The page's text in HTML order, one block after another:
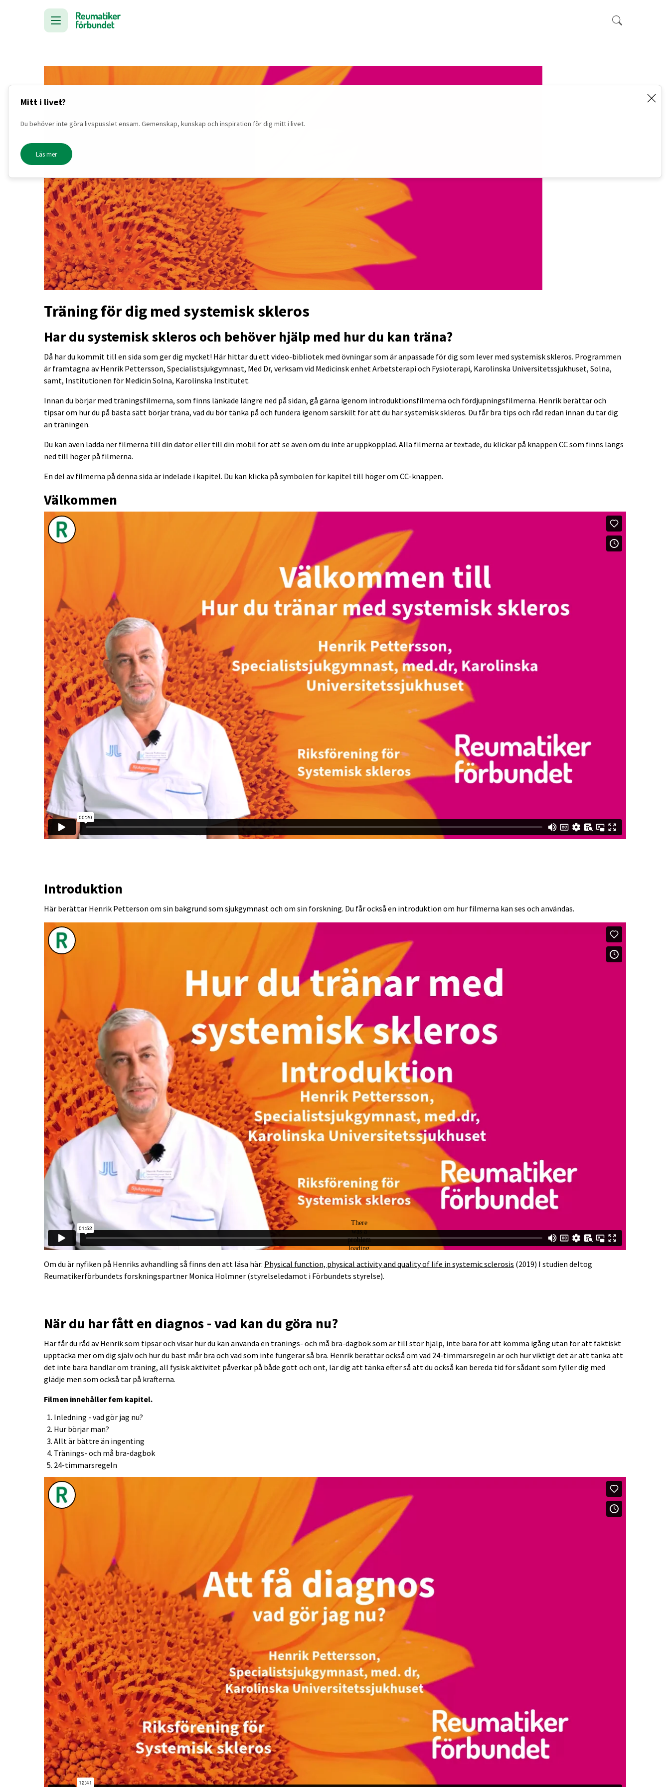
Mitt i livet?
Du behöver inte göra livspusslet ensam. Gemenskap, kunskap och inspiration för dig mitt i livet.
Läs mer
Träning för dig med systemisk skleros
Har du systemisk skleros och behöver hjälp med hur du kan träna?
Då har du kommit till en sida som ger dig mycket! Här hittar du ett video-bibliotek med övningar som är anpassade för dig som lever med systemisk skleros. Programmen
är framtagna av Henrik Pettersson, Specialistsjukgymnast, Med Dr, verksam vid Medicinsk enhet Arbetsterapi och Fysioterapi, Karolinska Universitetssjukhuset, Solna,
samt, Institutionen för Medicin Solna, Karolinska Institutet.
Innan du börjar med träningsfilmerna, som finns länkade längre ned på sidan, gå gärna igenom introduktionsfilmerna och fördjupningsfilmerna. Henrik berättar och
tipsar om hur du på bästa sätt börjar träna, vad du bör tänka på och fundera igenom särskilt för att du har systemisk skleros. Du får bra tips och råd redan innan du tar dig
an träningen.
Du kan även ladda ner filmerna till din dator eller till din mobil för att se även om du inte är uppkopplad. Alla filmerna är textade, du klickar på knappen CC som finns längs
ned till höger på filmerna.
En del av filmerna på denna sida är indelade i kapitel. Du kan klicka på symbolen för kapitel till höger om CC-knappen.
Välkommen
Introduktion
Här berättar Henrik Petterson om sin bakgrund som sjukgymnast och om sin forskning. Du får också en introduktion om hur filmerna kan ses och användas.
Om du är nyfiken på Henriks avhandling så finns den att läsa här: Physical function, physical activity and quality of life in systemic sclerosis (2019) I studien deltog
Reumatikerförbundets forskningspartner Monica Holmner (styrelseledamot i Förbundets styrelse).
När du har fått en diagnos - vad kan du göra nu?
Här får du råd av Henrik som tipsar och visar hur du kan använda en tränings- och må bra-dagbok som är till stor hjälp, inte bara för att komma igång utan för att faktiskt
upptäcka mer om dig själv och hur du bäst mår bra och vad som inte fungerar så bra. Henrik berättar också om vad 24-timmarsregeln är och hur viktigt det är att tänka att
det inte bara handlar om träning, all fysisk aktivitet påverkar på både gott och ont, lär dig att tänka efter så att du också kan bereda tid för sådant som fyller dig med
glädje men som också tar på krafterna.
Filmen innehåller fem kapitel.
Inledning - vad gör jag nu?
Hur börjar man?
Allt är bättre än ingenting
Tränings- och må bra-dagbok
24-timmarsregeln